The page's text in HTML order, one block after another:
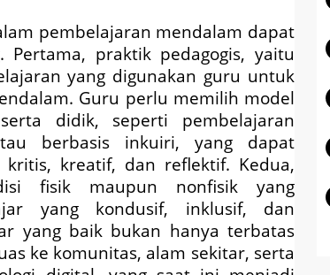
pembelajaran mendalam dapat
praktik pedagogis, yaitu
yang digunakan guru untuk
Guru perlu memilih model
didik, seperti pembelajaran
berbasis inkuiri, yang dapat
kreatif, dan reflektif. Kedua,
fisik maupun nonfisik yang
yang kondusif, inklusif, dan
yang baik bukan hanya terbatas
ke komunitas, alam sekitar, serta